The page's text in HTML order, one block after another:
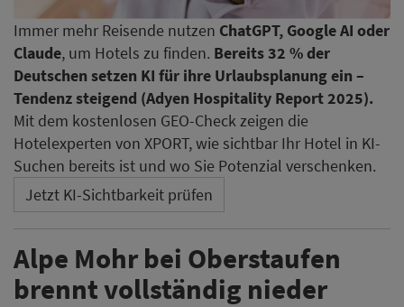
Immer mehr Reisende nutzen ChatGPT, Google AI oder
Claude, um Hotels zu finden. Bereits 32 % der
Deutschen setzen KI für ihre Urlaubsplanung ein –
Tendenz steigend (Adyen Hospitality Report 2025).
Mit dem kostenlosen GEO-Check zeigen die
Hotelexperten von XPORT, wie sichtbar Ihr Hotel in KI-
Suchen bereits ist und wo Sie Potenzial verschenken.
Jetzt KI-Sichtbarkeit prüfen
Alpe Mohr bei Oberstaufen
brennt vollständig nieder